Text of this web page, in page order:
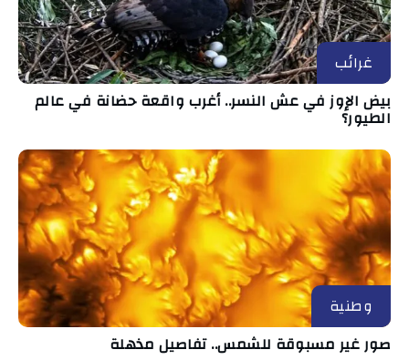
غرائب
بيض الإوز في عش النسر.. أغرب واقعة حضانة في عالم
الطيور؟
وطنية
صور غير مسبوقة للشمس.. تفاصيل مذهلة